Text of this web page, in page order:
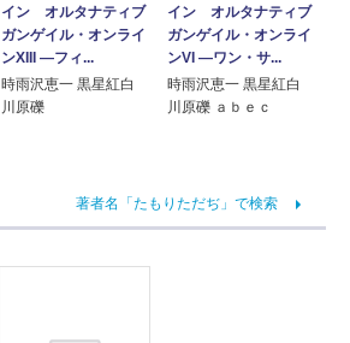
イン オルタナティブ
ガンゲイル・オンライ
ンXIII ―フィ...
時雨沢恵一 黒星紅白
川原礫
イン オルタナティブ
ガンゲイル・オンライ
ンVI ―ワン・サ...
時雨沢恵一 黒星紅白
川原礫 ａｂｅｃ
著者名「たもりただぢ」で検索